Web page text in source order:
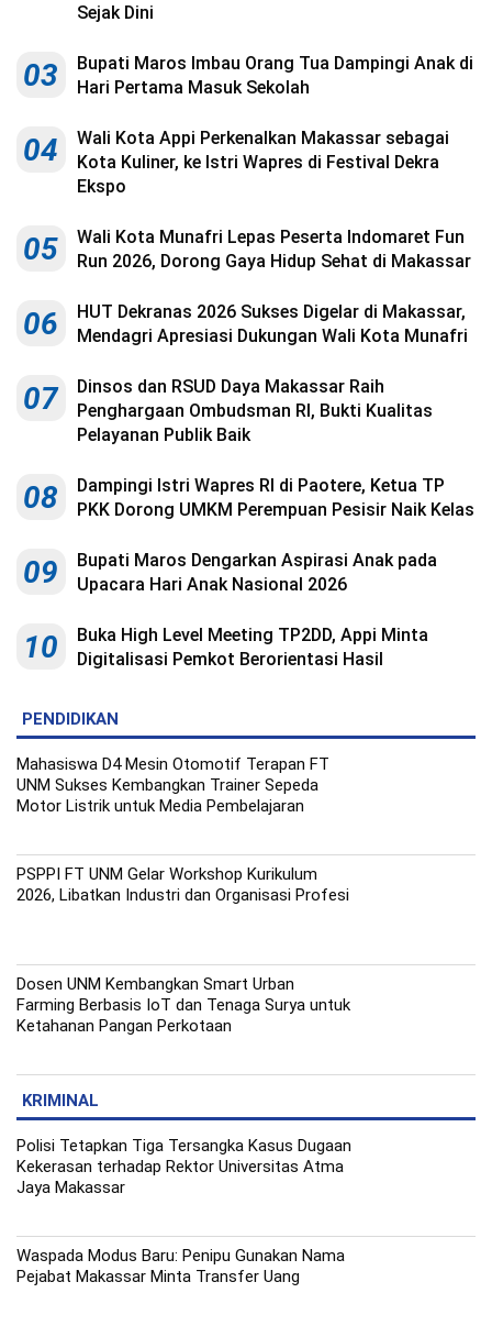
Sejak Dini
03
Bupati Maros Imbau Orang Tua Dampingi Anak di
Hari Pertama Masuk Sekolah
04
Wali Kota Appi Perkenalkan Makassar sebagai
Kota Kuliner, ke Istri Wapres di Festival Dekra
Ekspo
05
Wali Kota Munafri Lepas Peserta Indomaret Fun
Run 2026, Dorong Gaya Hidup Sehat di Makassar
06
HUT Dekranas 2026 Sukses Digelar di Makassar,
Mendagri Apresiasi Dukungan Wali Kota Munafri
07
Dinsos dan RSUD Daya Makassar Raih
Penghargaan Ombudsman RI, Bukti Kualitas
Pelayanan Publik Baik
08
Dampingi Istri Wapres RI di Paotere, Ketua TP
PKK Dorong UMKM Perempuan Pesisir Naik Kelas
09
Bupati Maros Dengarkan Aspirasi Anak pada
Upacara Hari Anak Nasional 2026
10
Buka High Level Meeting TP2DD, Appi Minta
Digitalisasi Pemkot Berorientasi Hasil
PENDIDIKAN
Mahasiswa D4 Mesin Otomotif Terapan FT
UNM Sukses Kembangkan Trainer Sepeda
Motor Listrik untuk Media Pembelajaran
PSPPI FT UNM Gelar Workshop Kurikulum
2026, Libatkan Industri dan Organisasi Profesi
Dosen UNM Kembangkan Smart Urban
Farming Berbasis IoT dan Tenaga Surya untuk
Ketahanan Pangan Perkotaan
KRIMINAL
Polisi Tetapkan Tiga Tersangka Kasus Dugaan
Kekerasan terhadap Rektor Universitas Atma
Jaya Makassar
Waspada Modus Baru: Penipu Gunakan Nama
Pejabat Makassar Minta Transfer Uang